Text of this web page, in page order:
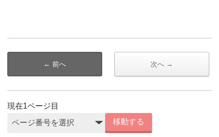
← 前へ 次へ →
現在1ページ目
移動する